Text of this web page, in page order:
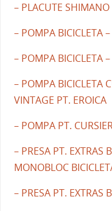
– PLACUTE
– POMPA BICICLETA
– POMPA BICICLETA
– POMPA BICICLETA
VINTAGE PT. EROICA
– POMPA PT.
– PRESA PT. EXTRAS
MONOBLOC
– PRESA PT. EXTRAS